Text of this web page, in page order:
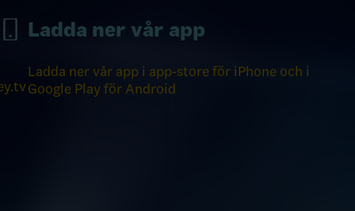
Ladda ner vår app
Ladda ner vår app i app-store för iPhone och i
Google Play för Android